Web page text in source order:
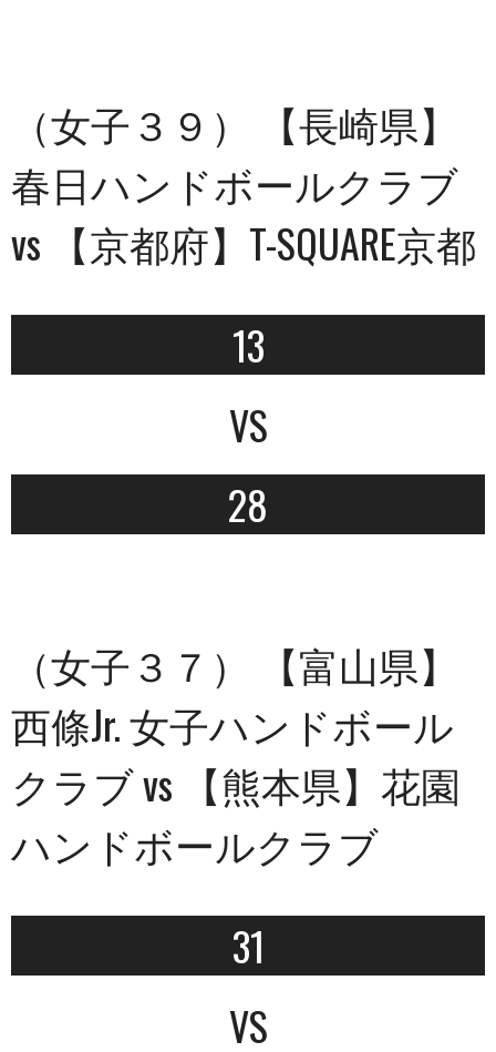
（女子３９） 【長崎県】
春日ハンドボールクラブ
vs 【京都府】T-SQUARE京都
13
VS
28
（女子３７） 【富山県】
西條Jr. 女子ハンドボール
クラブ vs 【熊本県】花園
ハンドボールクラブ
31
VS